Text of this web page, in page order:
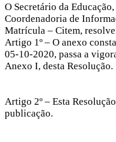
O Secretário da
Coordenadoria de
Matrícula – Citem,
Artigo 1º – O anexo
05-10-2020, passa a
Anexo I, desta Resolução.
Artigo 2º – Esta
publicação.